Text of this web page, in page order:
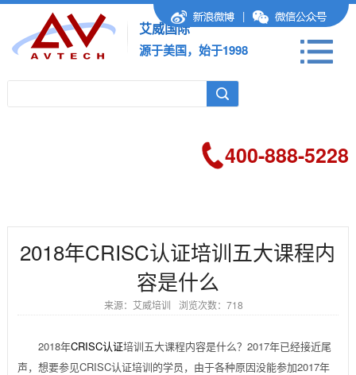
|
艾威国际
源于美国，始于1998
400-888-5228
2018年CRISC认证培训五大课程内
容是什么
来源：艾威培训 浏览次数：718
2018年CRISC认证培训五大课程内容是什么？2017年已经接近尾
声，想要参见CRISC认证培训的学员，由于各种原因没能参加2017年